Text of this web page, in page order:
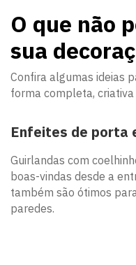
O que não
sua
Confira algumas ideias
forma completa,
Enfeites de porta
Guirlandas com
boas-vindas desde a
também são ótimos
paredes.